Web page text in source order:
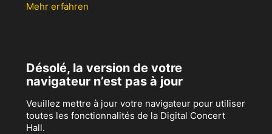
Mehr erfahren
Désolé, la version de votre
navigateur n’est pas à jour
Veuillez mettre à jour votre navigateur pour utiliser
toutes les fonctionnalités de la Digital Concert
Hall.